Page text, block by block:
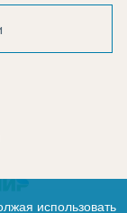
использовать